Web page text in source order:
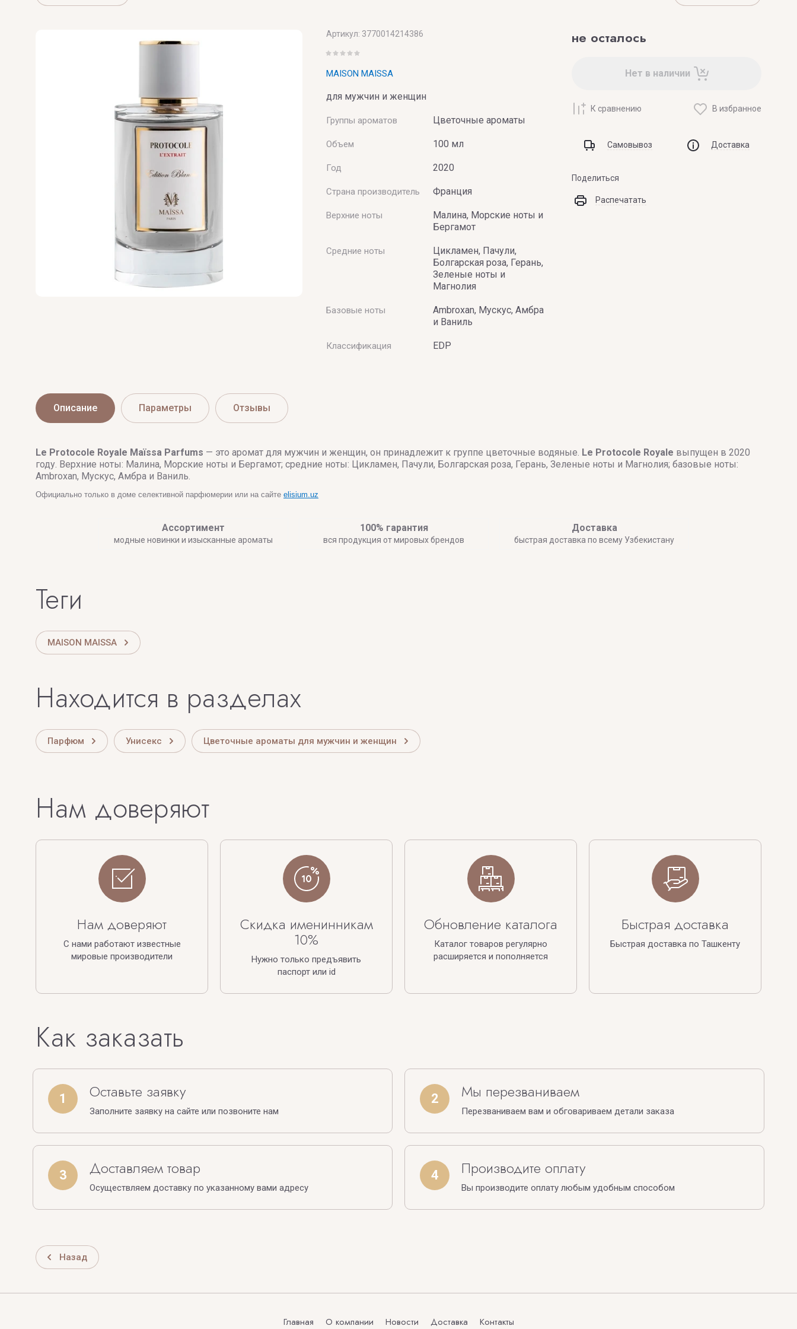
Артикул: 3770014214386
MAISON MAISSA
для мужчин и женщин
Группы ароматов Цветочные ароматы
Объем 100 мл
Год 2020
Страна производитель Франция
Верхние ноты
Малина, Морские ноты и
Бергамот
Средние ноты
Цикламен, Пачули,
Болгарская роза, Герань,
Зеленые ноты и
Магнолия
Базовые ноты
Ambroxan, Мускус, Амбра
и Ваниль
Классификация EDP
не осталось
Нет в наличии
К сравнению В избранное
Самовывоз Доставка
Поделиться
Распечатать
Описание Параметры Отзывы
Le Protocole Royale Maïssa Parfums — это аромат для мужчин и женщин, он принадлежит к группе цветочные водяные. Le Protocole Royale выпущен в 2020
году. Верхние ноты: Малина, Морские ноты и Бергамот; средние ноты: Цикламен, Пачули, Болгарская роза, Герань, Зеленые ноты и Магнолия; базовые ноты:
Ambroxan, Мускус, Амбра и Ваниль.
Официально только в доме селективной парфюмерии или на сайте elisium.uz
Ассортимент
модные новинки и изысканные ароматы
100% гарантия
вся продукция от мировых брендов
Доставка
быстрая доставка по всему Узбекистану
теги
MAISON MAISSA
Находится в разделах
Парфюм Унисекс Цветочные ароматы для мужчин и женщин
Нам доверяют
Нам доверяют
С нами работают известные
мировые производители
Скидка именинникам
10%
Нужно только предъявить
паспорт или id
Обновление каталога
Каталог товаров регулярно
расширяется и пополняется
Быстрая доставка
Быстрая доставка по Ташкенту
Как заказать
1 Оставьте заявку
Заполните заявку на сайте или позвоните нам
2 Мы перезваниваем
Перезваниваем вам и обговариваем детали заказа
3 Доставляем товар
Осуществляем доставку по указанному вами адресу
4 Производите оплату
Вы производите оплату любым удобным способом
Назад
Главная О компании Новости Доставка Контакты
Victoria's Secret
VILHELM PARFUMERIE
Vince Camuto